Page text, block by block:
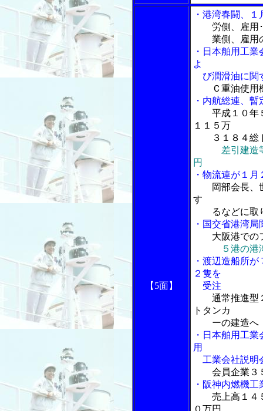
【5面】
・港湾春闘、
労側、雇用
業側、雇用の
・日本舶用工
よ
び潤滑油に関
Ｃ重油使用
・内航総連、
平成１０年
１１５万
３１８４総ト
差引建造等
円
・物流連が１
岡部会長、
す
るなどに取
・国交省港湾
大阪港での
５港の港
・渡辺造船所
２隻を
受注
通常推進型
トタンカ
ーの建造へ
・日本舶用工
用
工業会社説明
会員企業３
・阪神内燃機
売上高１４
０万円